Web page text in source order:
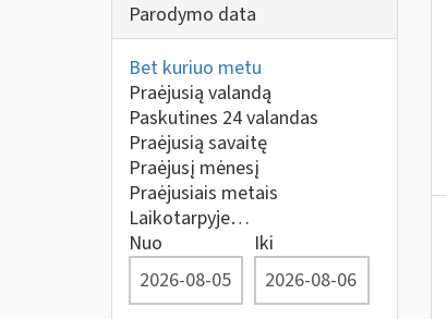
Parodymo data
Bet kuriuo metu
Praėjusią valandą
Paskutines 24 valandas
Praėjusią savaitę
Praėjusį mėnesį
Praėjusiais metais
Laikotarpyje…
Nuo
Iki